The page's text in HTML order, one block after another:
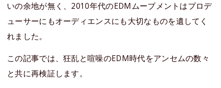
いの余地が無く、2010年代のEDMムーブメントはプロデ
ューサーにもオーディエンスにも大切なものを遺してく
れました。
この記事では、狂乱と喧噪のEDM時代をアンセムの数々
と共に再検証します。